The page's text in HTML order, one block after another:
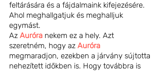
feltárására és a fájdalmaink kifejezésére.
Ahol meghallgatjuk és meghalljuk
egymást.
Az Auróra nekem ez a hely. Azt
szeretném, hogy az Auróra
megmaradjon, ezekben a járvány sújtotta
nehezített időkben is. Hogy továbbra is